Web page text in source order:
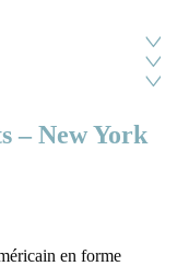
– New York
en forme